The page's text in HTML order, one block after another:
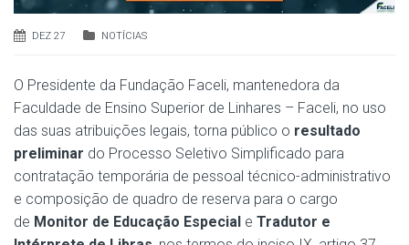
DEZ 27 NOTÍCIAS
O Presidente da Fundação Faceli, mantenedora da
Faculdade de Ensino Superior de Linhares – Faceli, no uso
das suas atribuições legais, torna público o resultado
preliminar do Processo Seletivo Simplificado para
contratação temporária de pessoal técnico-administrativo
e composição de quadro de reserva para o cargo
de Monitor de Educação Especial e Tradutor e